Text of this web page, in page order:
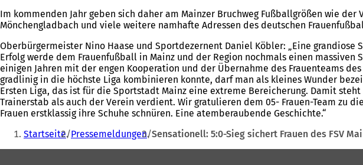
Im kommenden Jahr geben sich daher am Mainzer Bruchweg Fußballgrößen wie
Mönchengladbach und viele weitere namhafte Adressen des deutschen
Oberbürgermeister Nino Haase und Sportdezernent Daniel Köbler: „Eine grandiose
Erfolg werde dem Frauenfußball in Mainz und der Region nochmals einen
einigen Jahren mit der engen Kooperation und der Übernahme des Frauenteams
gradlinig in die höchste Liga kombinieren konnte, darf man als kleines Wunder
Ersten Liga, das ist für die Sportstadt Mainz eine extreme Bereicherung. Damit
Trainerstab als auch der Verein verdient. Wir gratulieren dem 05- Frauen-Team zu
Frauen erstklassig ihre Schuhe schnüren. Eine atemberaubende Geschichte.“
Sie
befinden
Startseite Pressemeldungen Sensationell: 5:0-Sieg sichert Frauen des FSV